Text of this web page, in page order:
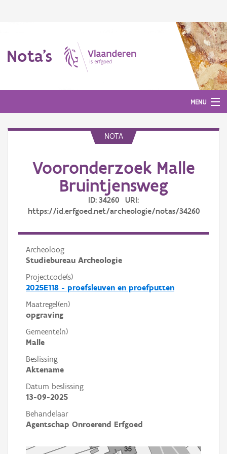
Nota's
MENU
Aanmelden
NOTA
Vooronderzoek Malle
Bruintjensweg
ID: 34260 URI:
https://id.erfgoed.net/archeologie/notas/34260
Archeoloog
Studiebureau Archeologie
Projectcode(s)
2025E118 - proefsleuven en proefputten
Maatregel(en)
opgraving
Gemeente(n)
Malle
Beslissing
Aktename
Datum beslissing
13-09-2025
Behandelaar
Agentschap Onroerend Erfgoed